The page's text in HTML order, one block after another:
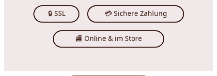
🔒 SSL 💳 Sichere Zahlung
🏬 Online & im Store